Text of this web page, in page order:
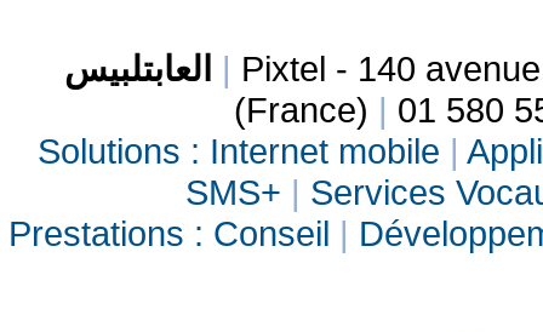
العابتلبيس | Pixtel - 140
(France) | 01 580
Solutions : Internet mobile |
SMS+ | Services
Prestations : Conseil |